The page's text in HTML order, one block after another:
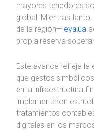
mayores tenedores
global. Mientras
de la región— evalúa
propia reserva
Este avance refleja la
que gestos
en la infraestructura
implementaron
tratamientos
digitales en los